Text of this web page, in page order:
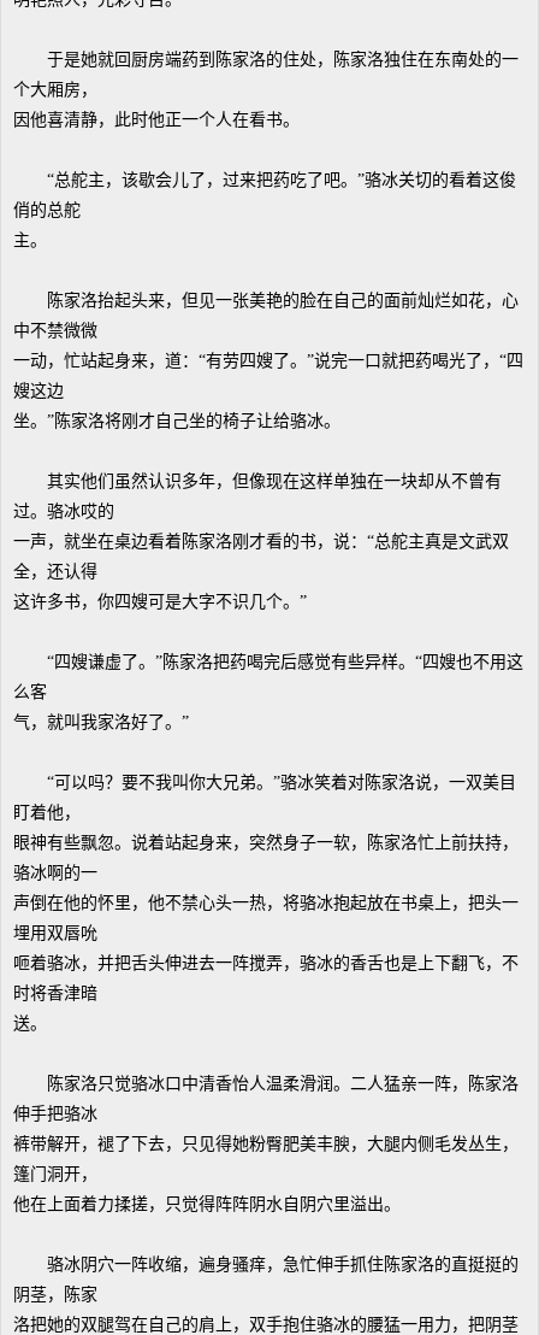
于是她就回厨房端药到陈家洛的住处，陈家洛独住在东南处的一
个大厢房，
因他喜清静，此时他正一个人在看书。
“总舵主，该歇会儿了，过来把药吃了吧。”骆冰关切的看着这俊
俏的总舵
主。
陈家洛抬起头来，但见一张美艳的脸在自己的面前灿烂如花，心
中不禁微微
一动，忙站起身来，道：“有劳四嫂了。”说完一口就把药喝光了，“四
嫂这边
坐。”陈家洛将刚才自己坐的椅子让给骆冰。
其实他们虽然认识多年，但像现在这样单独在一块却从不曾有
过。骆冰哎的
一声，就坐在桌边看着陈家洛刚才看的书，说：“总舵主真是文武双
全，还认得
这许多书，你四嫂可是大字不识几个。”
“四嫂谦虚了。”陈家洛把药喝完后感觉有些异样。“四嫂也不用这
么客
气，就叫我家洛好了。”
“可以吗？要不我叫你大兄弟。”骆冰笑着对陈家洛说，一双美目
盯着他，
眼神有些飘忽。说着站起身来，突然身子一软，陈家洛忙上前扶持，
骆冰啊的一
声倒在他的怀里，他不禁心头一热，将骆冰抱起放在书桌上，把头一
埋用双唇吮
咂着骆冰，并把舌头伸进去一阵搅弄，骆冰的香舌也是上下翻飞，不
时将香津暗
送。
陈家洛只觉骆冰口中清香怡人温柔滑润。二人猛亲一阵，陈家洛
伸手把骆冰
裤带解开，褪了下去，只见得她粉臀肥美丰腴，大腿内侧毛发丛生，
篷门洞开，
他在上面着力揉搓，只觉得阵阵阴水自阴穴里溢出。
骆冰阴穴一阵收缩，遍身骚痒，急忙伸手抓住陈家洛的直挺挺的
阴茎，陈家
洛把她的双腿驾在自己的肩上，双手抱住骆冰的腰猛一用力，把阴茎